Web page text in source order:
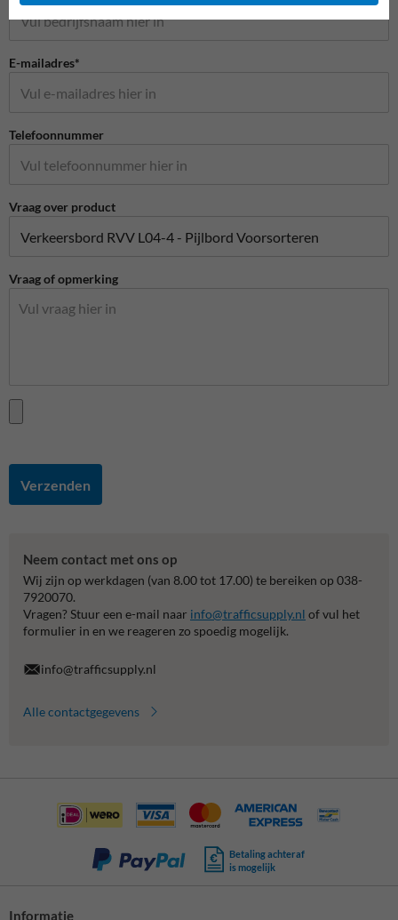
E-mailadres*
Telefoonnummer
Vraag over product
Vraag of opmerking
Verzenden
Neem contact met ons op
Wij zijn op werkdagen (van 8.00 tot 17.00) te bereiken op 038-
7920070.
Vragen? Stuur een e-mail naar info@trafficsupply.nl of vul het
formulier in en we reageren zo spoedig mogelijk.
info@trafficsupply.nl
Alle contactgegevens
Betaling achteraf
is mogelijk
Informatie